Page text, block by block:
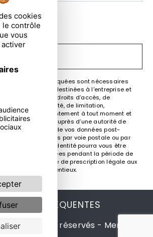
cookies
le contrôle
vous
case, j'accepte les conditions
dessous **
communiquées sont nécessaires
Elles sont destinées à l'entreprise et
Vous disposez de droits d’accès, de
de portabilité, de limitation,
de votre consentement à tout moment et
une réclamation auprès d’une autorité de
le sort de vos données post-
exercer ces droits par voie postale ou par
Un justificatif d'identité pourra vous être
vos données pendant la période de
pendant la durée de prescription légale aux
gestion des contentieux.
FRÉQUENTES
- Tous droits réservés - Mentions